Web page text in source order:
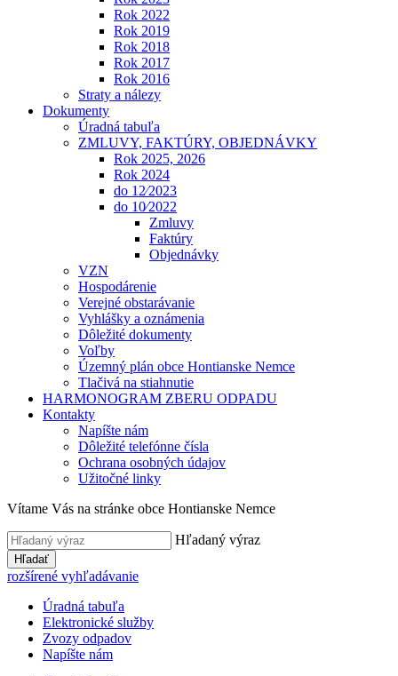
Rok 2022
Rok 2019
Rok 2018
Rok 2017
Rok 2016
Straty a nálezy
Dokumenty
Úradná tabuľa
ZMLUVY, FAKTÚRY, OBJEDNÁVKY
Rok 2025, 2026
Rok 2024
do 12⁄2023
do 10⁄2022
Zmluvy
Faktúry
Objednávky
VZN
Hospodárenie
Verejné obstarávanie
Vyhlášky a oznámenia
Dôležité dokumenty
Voľby
Územný plán obce Hontianske Nemce
Tlačivá na stiahnutie
HARMONOGRAM ZBERU ODPADU
Kontakty
Napíšte nám
Dôležité telefónne čísla
Ochrana osobných údajov
Užitočné linky
Vítame Vás na stránke obce Hontianske Nemce
Hľadaný výraz
Hľadať
rozšírené vyhľadávanie
Úradná tabuľa
Elektronické služby
Zvozy odpadov
Napíšte nám